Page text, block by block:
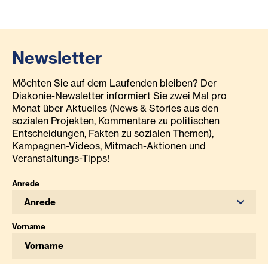
Newsletter
Möchten Sie auf dem Laufenden bleiben? Der
Diakonie-Newsletter informiert Sie zwei Mal pro
Monat über Aktuelles (News & Stories aus den
sozialen Projekten, Kommentare zu politischen
Entscheidungen, Fakten zu sozialen Themen),
Kampagnen-Videos, Mitmach-Aktionen und
Veranstaltungs-Tipps!
Anrede
Anrede
Vorname